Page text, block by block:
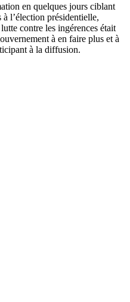
en quelques jours ciblant
à l’élection présidentielle,
contre les ingérences était
à en faire plus et à
à la diffusion.